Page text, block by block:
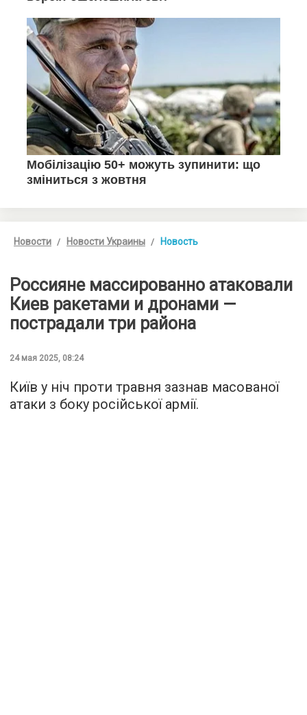
Новости Новости Украины Новость
Россияне массированно атаковали
Киев ракетами и дронами —
пострадали три района
24 мая 2025, 08:24
Київ у ніч проти травня зазнав масованої
атаки з боку російської армії.